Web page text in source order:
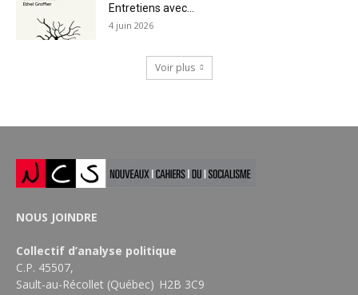
Entretiens avec...
4 juin 2026
Voir plus
NOUS JOINDRE
Collectif d’analyse politique
C.P. 45507,
Sault-au-Récollet (Québec) H2B 3C9